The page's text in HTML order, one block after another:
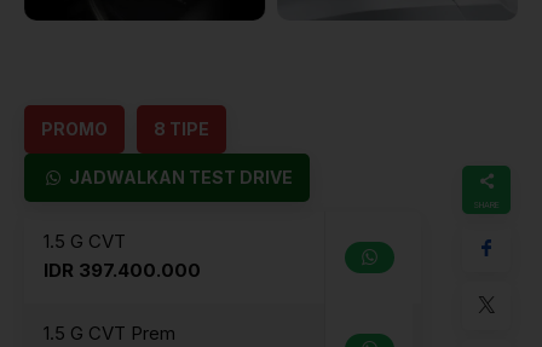
PROMO 8 TIPE
JADWALKAN TEST DRIVE
1.5 G CVT
IDR 397.400.000
1.5 G CVT Prem